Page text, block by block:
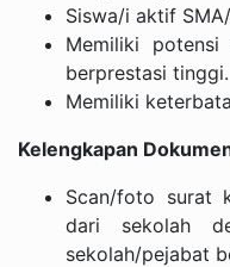
Siswa/i aktif
Memiliki
berprestasi tinggi.
Memiliki
Kelengkapan
Scan/foto surat
dari sekolah
sekolah/pejabat